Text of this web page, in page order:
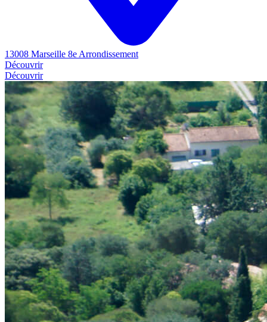
13008 Marseille 8e Arrondissement
Découvrir
Découvrir